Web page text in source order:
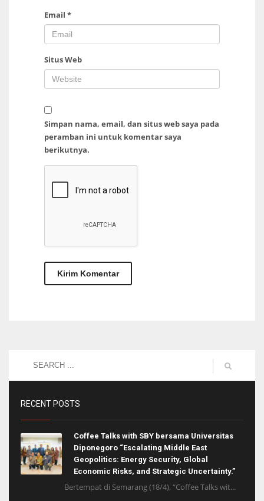
Email *
Situs Web
Simpan nama, email, dan situs web saya pada
peramban ini untuk komentar saya
berikutnya.
RECENT POSTS
Coffee Talks with SBY bersama Universitas
Diponegoro “Escalating Middle East
Geopolitics: Energy Security, Global
Economic Risks, and Strategic Uncertainty.”
Bertempat di Semarang (18/4), “Coffee Talks wit...